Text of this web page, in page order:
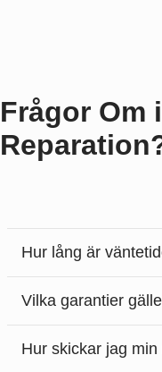
Frågor Om
Hur lång är
Vilka garantier
Hur skickar jag